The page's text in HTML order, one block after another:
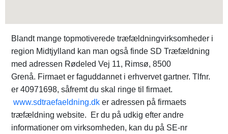
Blandt mange topmotiverede træfældningvirksomheder i
region Midtjylland kan man også finde SD Træfældning
med adressen Rødeled Vej 11, Rimsø, 8500
Grenå. Firmaet er faguddannet i erhvervet gartner. Tlfnr.
er 40971698, såfremt du skal ringe til firmaet.
www.sdtraefaeldning.dk er adressen på firmaets
træfældning website. Er du på udkig efter andre
informationer om virksomheden, kan du på SE-nr